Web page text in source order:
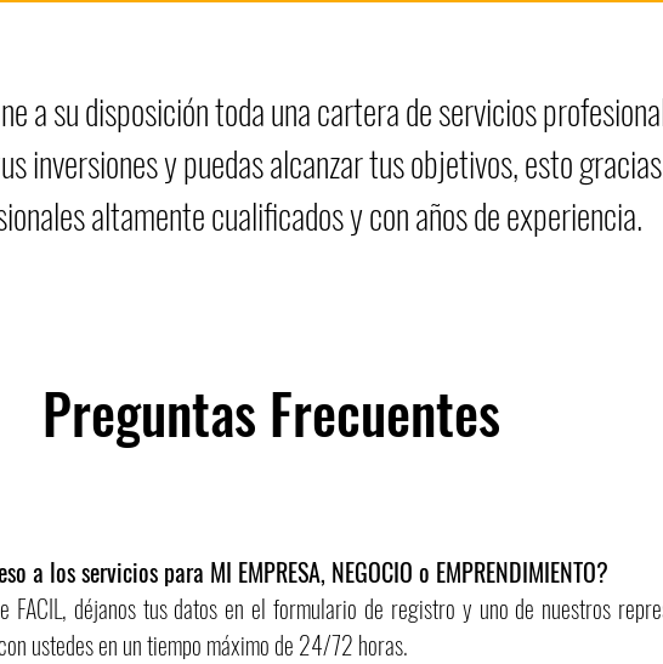
a su disposición toda una cartera de servicios
inversiones y puedas alcanzar tus objetivos, esto
altamente cualificados y con años de experiencia.
Preguntas Frecuentes
a los servicios para MI EMPRESA, NEGOCIO o EMPRENDIMIENTO?
FACIL, déjanos tus datos en el formulario de registro y uno de nuestros
ustedes en un tiempo máximo de 24/72 horas.